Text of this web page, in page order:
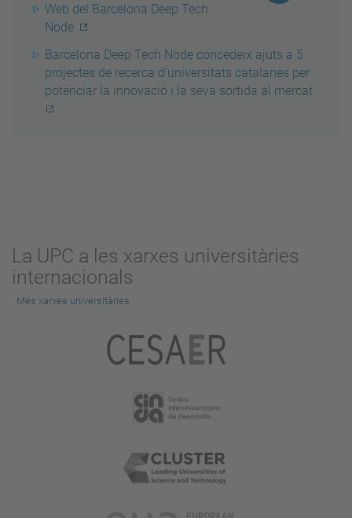
Web del Barcelona Deep Tech
Node
Barcelona Deep Tech Node concedeix ajuts a 5
projectes de recerca d’universitats catalanes per
potenciar la innovació i la seva sortida al mercat
La UPC a les xarxes universitàries
internacionals
Més xarxes universitàries